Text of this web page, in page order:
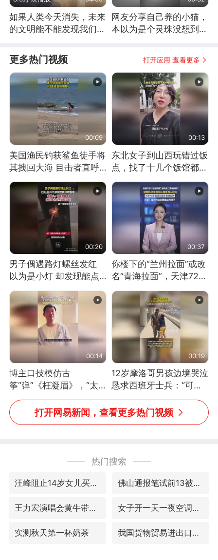
如果人类今天消失，未来
的文明能不能发现我们存
网友分享自己养的小猫，
本以为是个灵珠没想到是
更多热门视频 打开应用 查看更多
00:09
美国渔民钓获鲨鱼徒手将
其拽回大海 目击者直呼
震惊 （视频来源：参考
消息）
00:13
东北女子到山西玩错过饭
点，找了十几个饭馆都没
开门：午休到几点
00:20
男子偶遇路灯螺丝发红
以为是小灯 却发现能点
燃香烟 当事人：已报警
处理
00:37
你楼下的“兰州拉面”或改
名“青海拉面”，天津72家
面馆已集体更换招牌
00:14
博主口技模仿古
筝“弹”《枉凝眉》，“太
像了～你是吃古筝长大的
吗？”“或将成为首位考级
不带古筝的选手。”（来
00:19
12岁摩洛哥男孩边境哭泣
恳求西班牙士兵：“可不
可以不要把我遣返回国”
打开网易新闻，查看更多热门视频
热门搜索
汪峰阻止14岁女儿买大牌 佛山通报笔试前13被淘汰后5名进体检
王力宏演唱会黄牛带观众藏匿被查获 女子开一天一夜空调后二氧化碳中毒
实测秋天第一杯奶茶 我国货物贸易进出口超30万亿元